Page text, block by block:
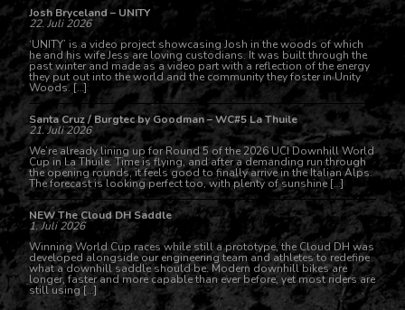
Josh Bryceland – UNITY
22. Juli 2026
‘UNITY’ is a video project showcasing Josh in the woods of which
he and his wife Jess are loving custodians. It was built through the
past winter and made as a video part with a reflection of the energy
they put out into the world and the community they foster in Unity
Woods. […]
Santa Cruz / Burgtec by Goodman – WC#5 La Thuile
21. Juli 2026
We’re already lining up for Round 5 of the 2026 UCI Downhill World
Cup in La Thuile. Time is flying, and after a demanding run through
the opening rounds, it feels good to finally arrive in the Italian Alps.
The forecast is looking perfect too, with plenty of sunshine […]
NEW The Cloud DH Saddle
1. Juli 2026
Winning World Cup races while still a prototype, the Cloud DH was
developed alongside our engineering team and athletes to redefine
what a downhill saddle should be. Modern downhill bikes are
longer, faster and more capable than ever before, yet most riders are
still using […]